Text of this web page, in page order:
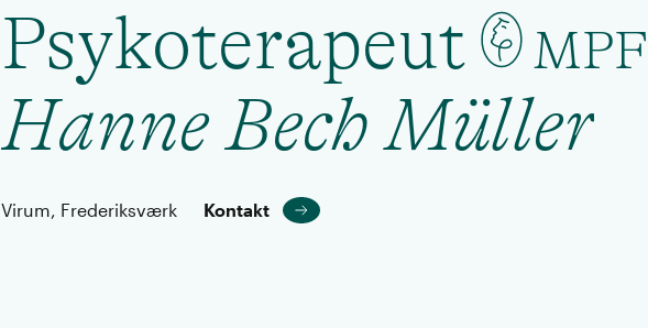
Psykoterapeut MPF
Hanne Bech Müller
Virum, Frederiksværk Kontakt